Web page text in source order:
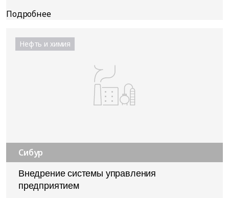
Нефть и химия
Сибур
Внедрение системы управления
предприятием